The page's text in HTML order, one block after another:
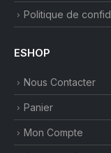
Politique de
ESHOP
Nous Contacter
Panier
Mon Compte